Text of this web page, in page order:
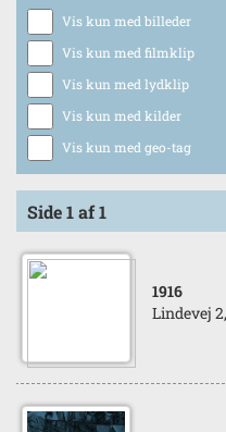
Vis kun med billeder
Vis kun med filmklip
Vis kun med lydklip
Vis kun med kilder
Vis kun med geo-tag
Side 1 af 1
1916
Lindevej